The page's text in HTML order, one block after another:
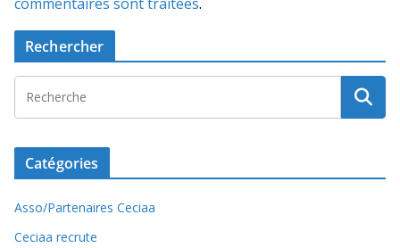
Rechercher
Catégories
Asso/Partenaires Ceciaa
Ceciaa recrute